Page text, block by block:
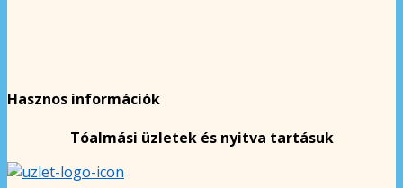
Hasznos információk
Tóalmási üzletek és nyitva tartásuk